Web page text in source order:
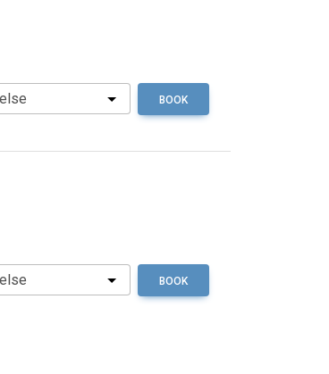
BOOK
BOOK